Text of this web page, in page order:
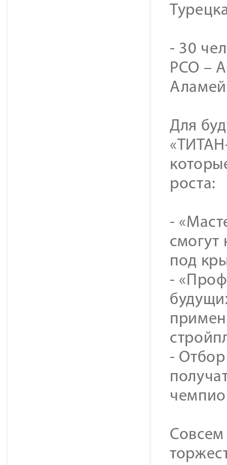
- 30
РСО –
Для
роста:
-
смогут
под
-
-
Совсем